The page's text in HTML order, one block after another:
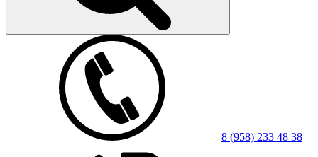
8 (958) 233 48 38